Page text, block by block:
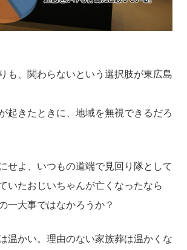
も、関わらないという選択肢が東広島
起きたときに、地域を無視できるだろ
せよ、いつもの道端で見回り隊として
いたおじいちゃんが亡くなったなら
一大事ではなかろうか？
温かい。理由のない家族葬は温かくな